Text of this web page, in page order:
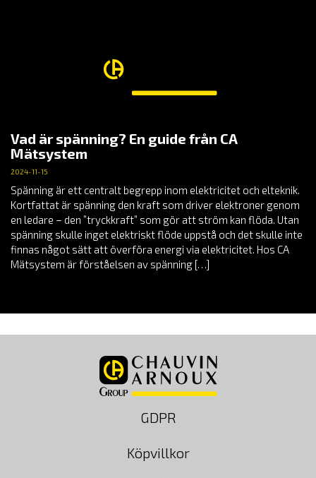
Vad är spänning? En guide från CA
Mätsystem
2024-11-15
Spänning är ett centralt begrepp inom elektricitet och elteknik.
Kortfattat är spänning den kraft som driver elektroner genom
en ledare – den ”tryckkraft” som gör att ström kan flöda. Utan
spänning skulle inget elektriskt flöde uppstå och det skulle inte
finnas något sätt att överföra energi via elektricitet. Hos CA
Mätsystem är förståelsen av spänning […]
GDPR
Köpvillkor